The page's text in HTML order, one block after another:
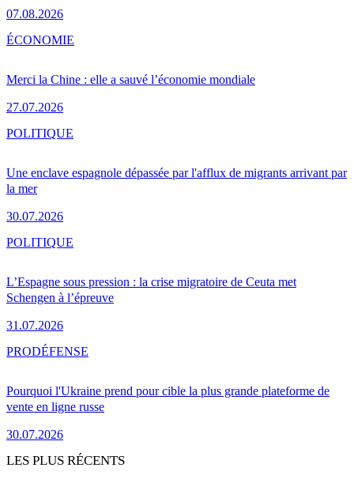
07.08.2026
Merci la Chine : elle a sauvé l’économie mondiale
27.07.2026
ÉCONOMIE
Une enclave espagnole dépassée par l'afflux de migrants arrivant par
la mer
30.07.2026
POLITIQUE
L’Espagne sous pression : la crise migratoire de Ceuta met
Schengen à l’épreuve
31.07.2026
POLITIQUE
Pourquoi l'Ukraine prend pour cible la plus grande plateforme de
vente en ligne russe
30.07.2026
PRODÉFENSE
LES PLUS RÉCENTS